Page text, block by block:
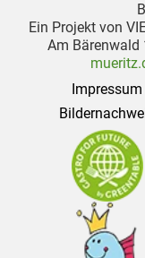
Ein Projekt von
Am Bärenwald
Impressum